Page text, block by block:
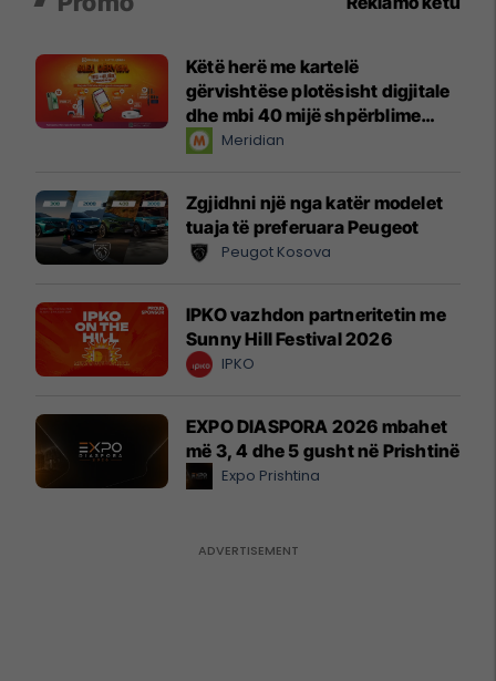
Këtë herë me kartelë
gërvishtëse plotësisht digjitale
dhe mbi 40 mijë shpërblime
instant!Meridian
Zgjidhni një nga katër modelet
tuaja të preferuara Peugeot
Peugot Kosova
IPKO vazhdon partneritetin me
Sunny Hill Festival 2026
IPKO
EXPO DIASPORA 2026 mbahet
më 3, 4 dhe 5 gusht në Prishtinë
Expo Prishtina